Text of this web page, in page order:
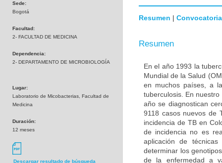
Sede:
Bogotá
Facultad:
2- FACULTAD DE MEDICINA
Dependencia:
2- DEPARTAMENTO DE MICROBIOLOGÍA
Lugar:
Laboratorio de Micobacterias, Facultad de
Medicina
Duración:
12 meses
Descargar resultado de búsqueda
Resumen | Convocatoria
Resumen
En el año 1993 la
Mundial de la Salud
en muchos países, a
tuberculosis. En
año se diagnostican
9118 casos nuevos de
incidencia de TB en
de incidencia no es
aplicación de
determinar los
de la enfermedad a